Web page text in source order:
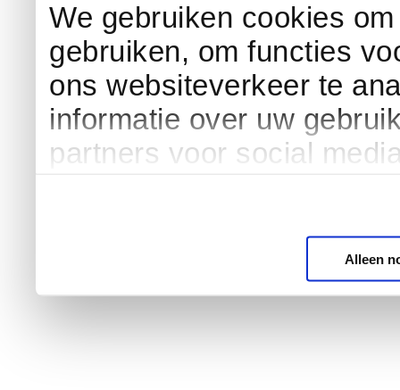
We gebruiken cookies
gebruiken, om functies
ons websiteverkeer te
informatie over uw
partners voor social
Alleen